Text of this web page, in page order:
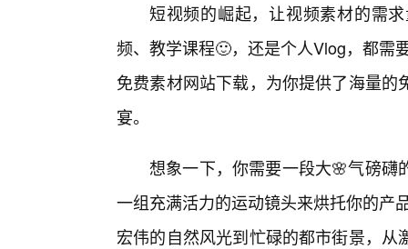
短视频的崛起，让视频素材的需
频、教学课程🙂，还是个人Vlog，都需
免费素材网站下载，为你提供了海量
宴。
想象一下，你需要一段大🌸气磅礴
一组充满活力的运动镜头来烘托你的产
宏伟的自然风光到忙碌的都市街景，